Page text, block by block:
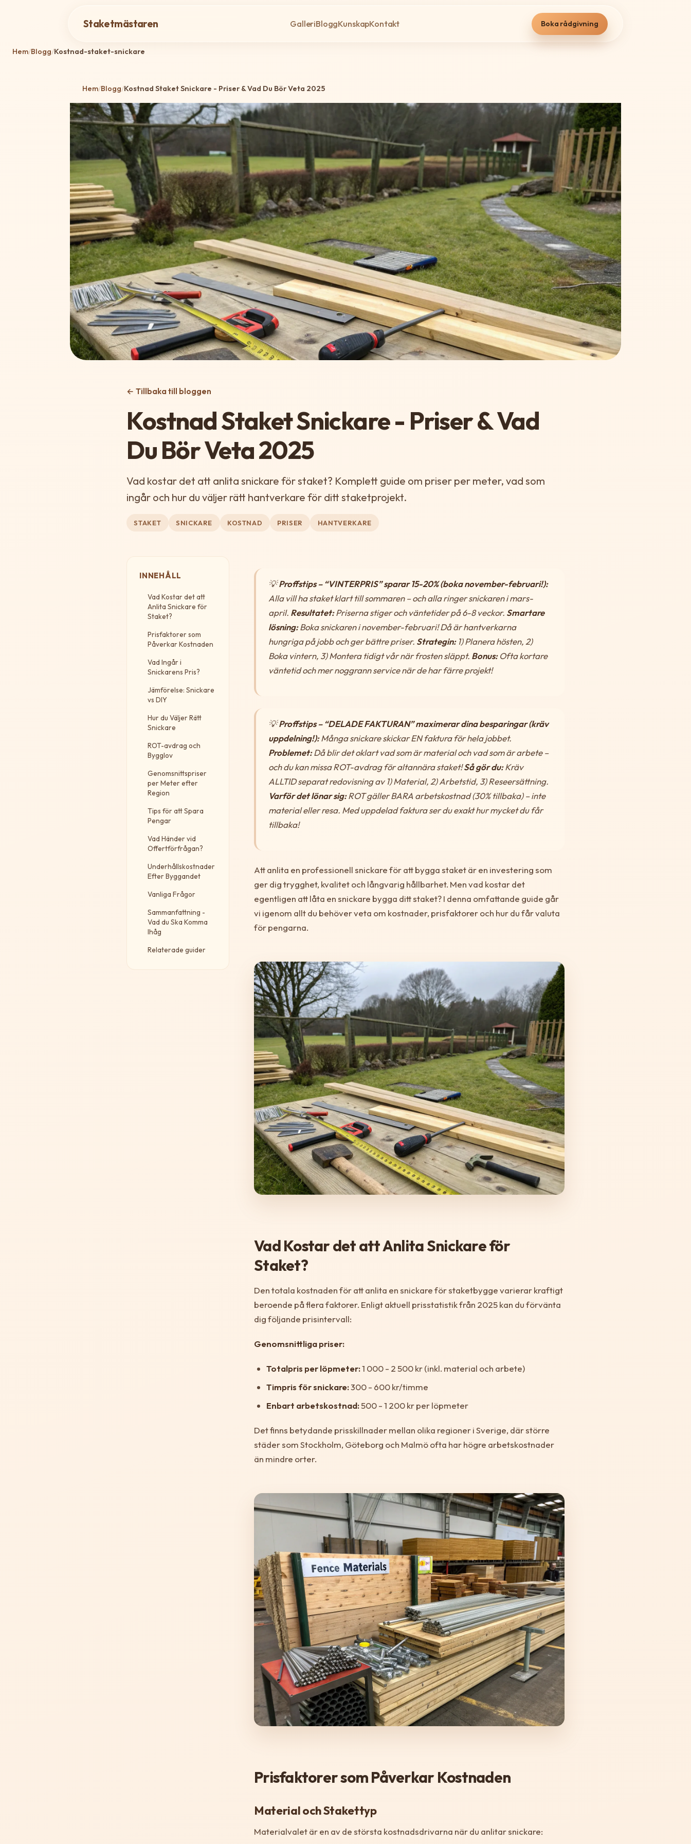
Staketmästaren GalleriBloggKunskapKontakt Boka rådgivning
Hem/Blogg/Kostnad-staket-snickare
Hem/Blogg/Kostnad Staket Snickare - Priser & Vad Du Bör Veta 2025
← Tillbaka till bloggen
Kostnad Staket Snickare - Priser & Vad
Du Bör Veta 2025
Vad kostar det att anlita snickare för staket? Komplett guide om priser per meter, vad som
ingår och hur du väljer rätt hantverkare för ditt staketprojekt.
STAKET SNICKARE KOSTNAD PRISER HANTVERKARE
INNEHÅLL
Vad Kostar det att
Anlita Snickare för
Staket?
Prisfaktorer som
Påverkar Kostnaden
Vad Ingår i
Snickarens Pris?
Jämförelse: Snickare
vs DIY
Hur du Väljer Rätt
Snickare
ROT-avdrag och
Bygglov
Genomsnittspriser
per Meter efter
Region
Tips för att Spara
Pengar
Vad Händer vid
Offertförfrågan?
Underhållskostnader
Efter Byggandet
Vanliga Frågor
Sammanfattning -
Vad du Ska Komma
Ihåg
Relaterade guider
💡Proffstips – “VINTERPRIS” sparar 15-20% (boka november-februari!):
Alla vill ha staket klart till sommaren – och alla ringer snickaren i mars-
april. Resultatet:Priserna stiger och väntetider på 6-8 veckor. Smartare
lösning:Boka snickaren i november-februari! Då är hantverkarna
hungriga på jobb och ger bättre priser. Strategin:1) Planera hösten, 2)
Boka vintern, 3) Montera tidigt vår när frosten släppt. Bonus:Ofta kortare
väntetid och mer noggrann service när de har färre projekt!
💡Proffstips – “DELADE FAKTURAN” maximerar dina besparingar (kräv
uppdelning!):Många snickare skickar EN faktura för hela jobbet.
Problemet:Då blir det oklart vad som är material och vad som är arbete –
och du kan missa ROT-avdrag för altannära staket!Så gör du:Kräv
ALLTID separat redovisning av 1) Material, 2) Arbetstid, 3) Reseersättning.
Varför det lönar sig:ROT gäller BARA arbetskostnad (30% tillbaka) – inte
material eller resa. Med uppdelad faktura ser du exakt hur mycket du får
tillbaka!
Att anlita en professionell snickare för att bygga staket är en investering som
ger dig trygghet, kvalitet och långvarig hållbarhet. Men vad kostar det
egentligen att låta en snickare bygga ditt staket? I denna omfattande guide går
vi igenom allt du behöver veta om kostnader, prisfaktorer och hur du får valuta
för pengarna.
Vad Kostar det att Anlita Snickare för
Staket?
Den totala kostnaden för att anlita en snickare för staketbygge varierar kraftigt
beroende på flera faktorer. Enligt aktuell prisstatistik från 2025 kan du förvänta
dig följande prisintervall:
Genomsnittliga priser:
Totalpris per löpmeter:1 000 - 2 500 kr (inkl. material och arbete)
Timpris för snickare:300 - 600 kr/timme
Enbart arbetskostnad:500 - 1 200 kr per löpmeter
Det finns betydande prisskillnader mellan olika regioner i Sverige, där större
städer som Stockholm, Göteborg och Malmö ofta har högre arbetskostnader
än mindre orter.
Prisfaktorer som Påverkar Kostnaden
Material och Stakettyp
Materialvalet är en av de största kostnadsdrivarna när du anlitar snickare: